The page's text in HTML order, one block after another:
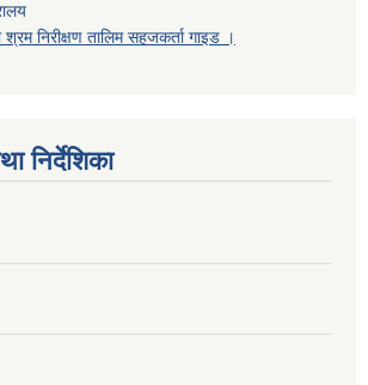
निरीक्षण तालिम सहजकर्ता गाइड ।
निर्देशिका